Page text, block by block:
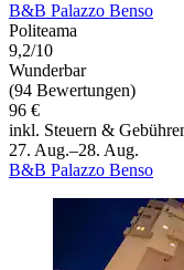
B&B Palazzo Benso
Politeama
9,2/10
Wunderbar
(94 Bewertungen)
96 €
inkl. Steuern &
27. Aug.–28. Aug.
B&B Palazzo Benso